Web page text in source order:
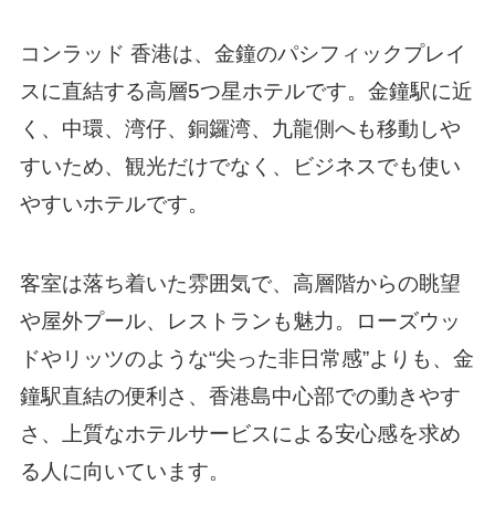
コンラッド 香港は、金鐘のパシフィックプレイ
スに直結する高層5つ星ホテルです。金鐘駅に近
く、中環、湾仔、銅鑼湾、九龍側へも移動しや
すいため、観光だけでなく、ビジネスでも使い
やすいホテルです。
客室は落ち着いた雰囲気で、高層階からの眺望
や屋外プール、レストランも魅力。ローズウッ
ドやリッツのような“尖った非日常感”よりも、金
鐘駅直結の便利さ、香港島中心部での動きやす
さ、上質なホテルサービスによる安心感を求め
る人に向いています。